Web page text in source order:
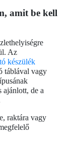
amit be kell
Az
készülék
táblával vagy
ajánlott, de a
raktára vagy